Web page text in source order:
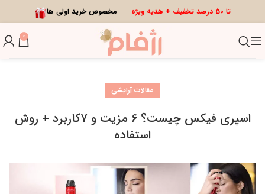
تا 50 درصد تخفیف + هدیه ویژه مخصوص خرید اولی ها
0
مقالات آرایشی
اسپری فیکس چیست؟ 6 مزیت و 7کاربرد + روش
استفاده